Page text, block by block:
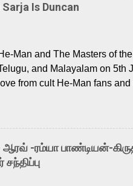
Is Duncan
Man and The Masters of
and Malayalam on 5th
love from cult He-Man fans
Adding to the growing buzz is
Karthik, who lends his
like “Behene De” from
is loved for his
a strong fit for the legendary
ஆரவ் -ரம்யா பாண்டியன்-